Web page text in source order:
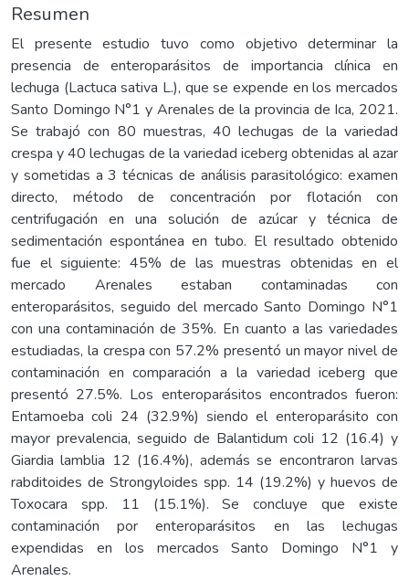
Resumen
El presente estudio tuvo como objetivo determinar la
presencia de enteroparásitos de importancia clínica en
lechuga (Lactuca sativa L.), que se expende en los mercados
Santo Domingo N°1 y Arenales de la provincia de Ica, 2021.
Se trabajó con 80 muestras, 40 lechugas de la variedad
crespa y 40 lechugas de la variedad iceberg obtenidas al azar
y sometidas a 3 técnicas de análisis parasitológico: examen
directo, método de concentración por flotación con
centrifugación en una solución de azúcar y técnica de
sedimentación espontánea en tubo. El resultado obtenido
fue el siguiente: 45% de las muestras obtenidas en el
mercado Arenales estaban contaminadas con
enteroparásitos, seguido del mercado Santo Domingo N°1
con una contaminación de 35%. En cuanto a las variedades
estudiadas, la crespa con 57.2% presentó un mayor nivel de
contaminación en comparación a la variedad iceberg que
presentó 27.5%. Los enteroparásitos encontrados fueron:
Entamoeba coli 24 (32.9%) siendo el enteroparásito con
mayor prevalencia, seguido de Balantidum coli 12 (16.4) y
Giardia lamblia 12 (16.4%), además se encontraron larvas
rabditoides de Strongyloides spp. 14 (19.2%) y huevos de
Toxocara spp. 11 (15.1%). Se concluye que existe
contaminación por enteroparásitos en las lechugas
expendidas en los mercados Santo Domingo N°1 y
Arenales.